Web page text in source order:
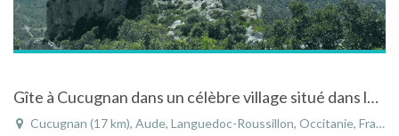
Gîte à Cucugnan dans un célèbre village situé dans les Hautes Corbières
Cucugnan (17 km), Aude, Languedoc-Roussillon, Occitanie, France